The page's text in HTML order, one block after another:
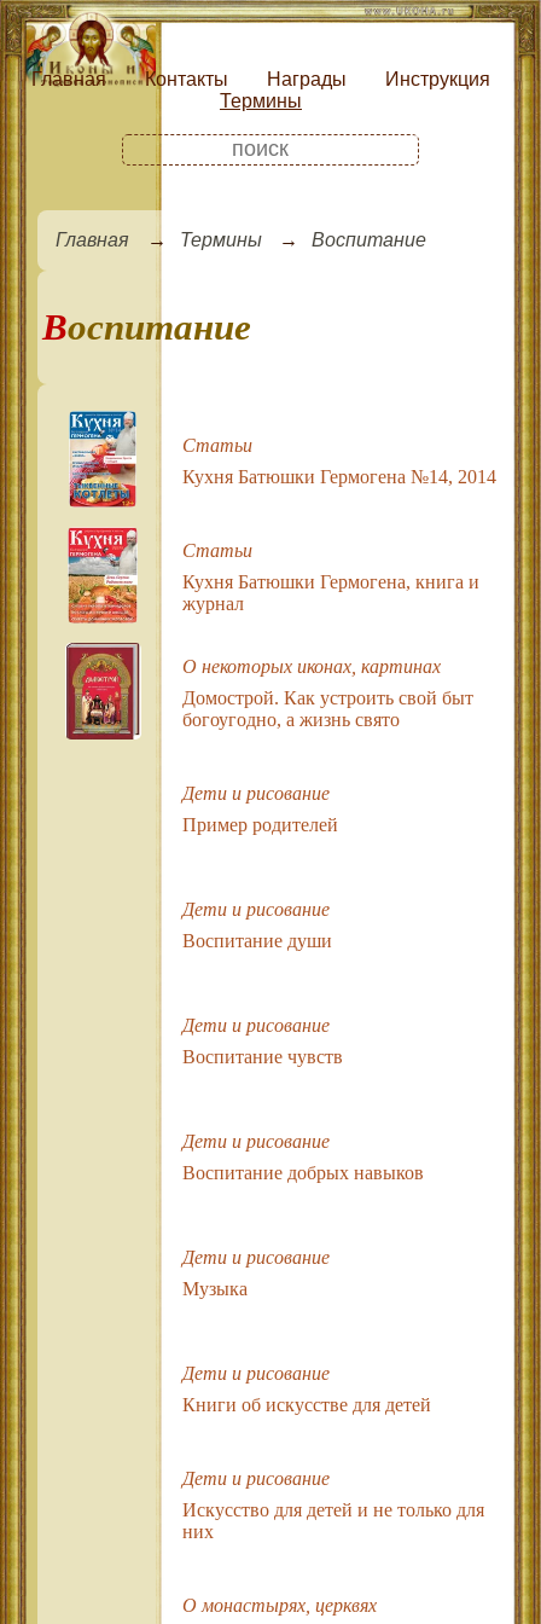
Главная Контакты Награды
Инструкция
Термины
Главная Термины Воспитание
Воспитание
Статьи
Кухня Батюшки Гермогена №14, 2014
Статьи
Кухня Батюшки Гермогена, книга и
журнал
О некоторых иконах, картинах
Домострой. Как устроить свой быт
богоугодно, а жизнь свято
Дети и рисование
Пример родителей
Дети и рисование
Воспитание души
Дети и рисование
Воспитание чувств
Дети и рисование
Воспитание добрых навыков
Дети и рисование
Музыка
Дети и рисование
Книги об искусстве для детей
Дети и рисование
Искусство для детей и не только для
них
О монастырях, церквях